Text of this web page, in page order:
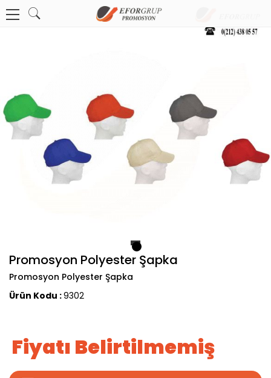
Promosyon Polyester Şapka
Promosyon Polyester Şapka
Ürün Kodu :9302
Fiyatı Belirtilmemiş